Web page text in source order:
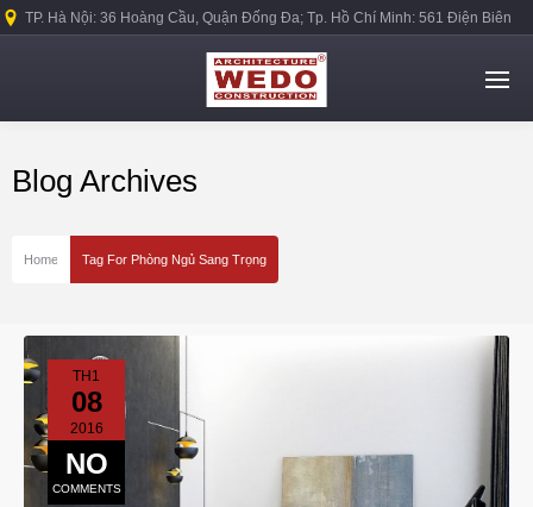
TP. Hà Nội: 36 Hoàng Cầu, Quận Đống Đa; Tp. Hồ Chí Minh: 561 Điện Biên
Blog Archives
Home Tag For Phòng Ngủ Sang Trọng
TH1
08
2016
NO
COMMENTS